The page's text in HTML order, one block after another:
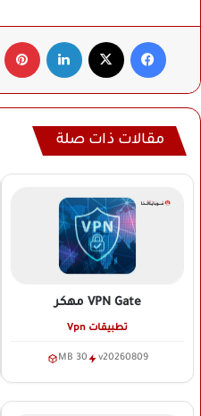
فيسبوك لينكدإن
مقالات ذات صلة
VPN Gate مهكر
تطبيقات Vpn
v20260809
30 MB